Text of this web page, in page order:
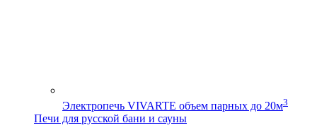
Электропечь VIVARTE объем парных до 20м3
Печи для русской бани и сауны